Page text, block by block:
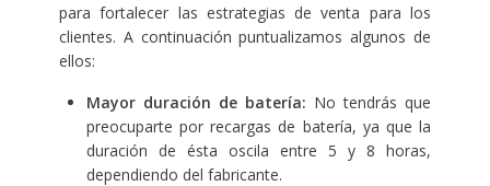
para fortalecer las estrategias de venta para los
clientes. A continuación puntualizamos algunos de
ellos:
Mayor duración de batería: No tendrás que
preocuparte por recargas de batería, ya que la
duración de ésta oscila entre 5 y 8 horas,
dependiendo del fabricante.